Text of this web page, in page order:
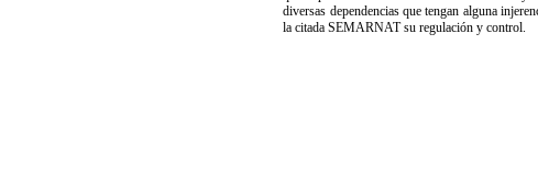
diversas dependencias que tengan alguna
la citada SEMARNAT su regulación y control.